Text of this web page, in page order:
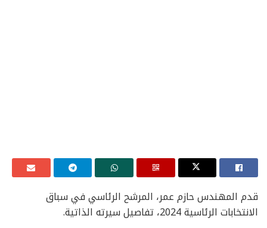
قدم المهندس حازم عمر، المرشح الرئاسي في سباق
الانتخابات الرئاسية 2024، تفاصيل سيرته الذاتية.